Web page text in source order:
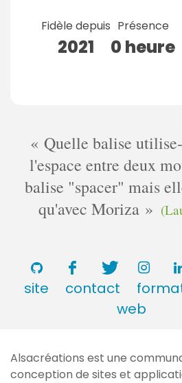
Fidèle depuis
2021
Présence
0 heure
Quelle balise
l'espace entre deux
balise "spacer" mais
qu'avec Moriza
site
contact
web
Alsacréations est une
conception de sites et